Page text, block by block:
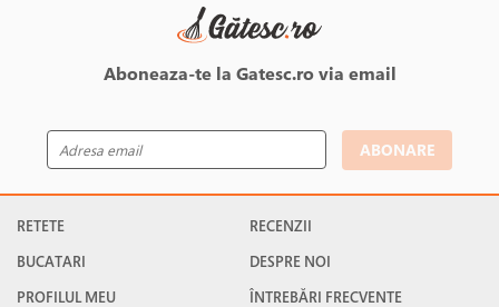
Aboneaza-te la Gatesc.ro via email
ABONARE
RETETE
BUCATARI
PROFILUL MEU
RECENZII
DESPRE NOI
ÎNTREBĂRI FRECVENTE